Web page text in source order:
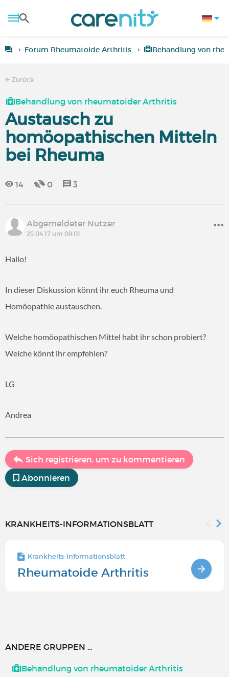
Forum Rheumatoide Arthritis Behandlung von
Zurück
Behandlung von rheumatoider Arthritis
Austausch zu
homöopathischen Mitteln
bei Rheuma
14 0 3
Abgemeldeter Nutzer
25.04.17 um 09:01
Hallo!
In dieser Diskussion könnt ihr euch Rheuma und
Homöopathie austauschen.
Welche homöopathischen Mittel habt ihr schon probiert?
Welche könnt ihr empfehlen?
LG
Andrea
Sich registrieren, um zu kommentieren
Abonnieren
KRANKHEITS-INFORMATIONSBLATT
Krankheits-Informationsblatt
Rheumatoide Arthritis
ANDERE GRUPPEN ...
Behandlung von rheumatoider Arthritis